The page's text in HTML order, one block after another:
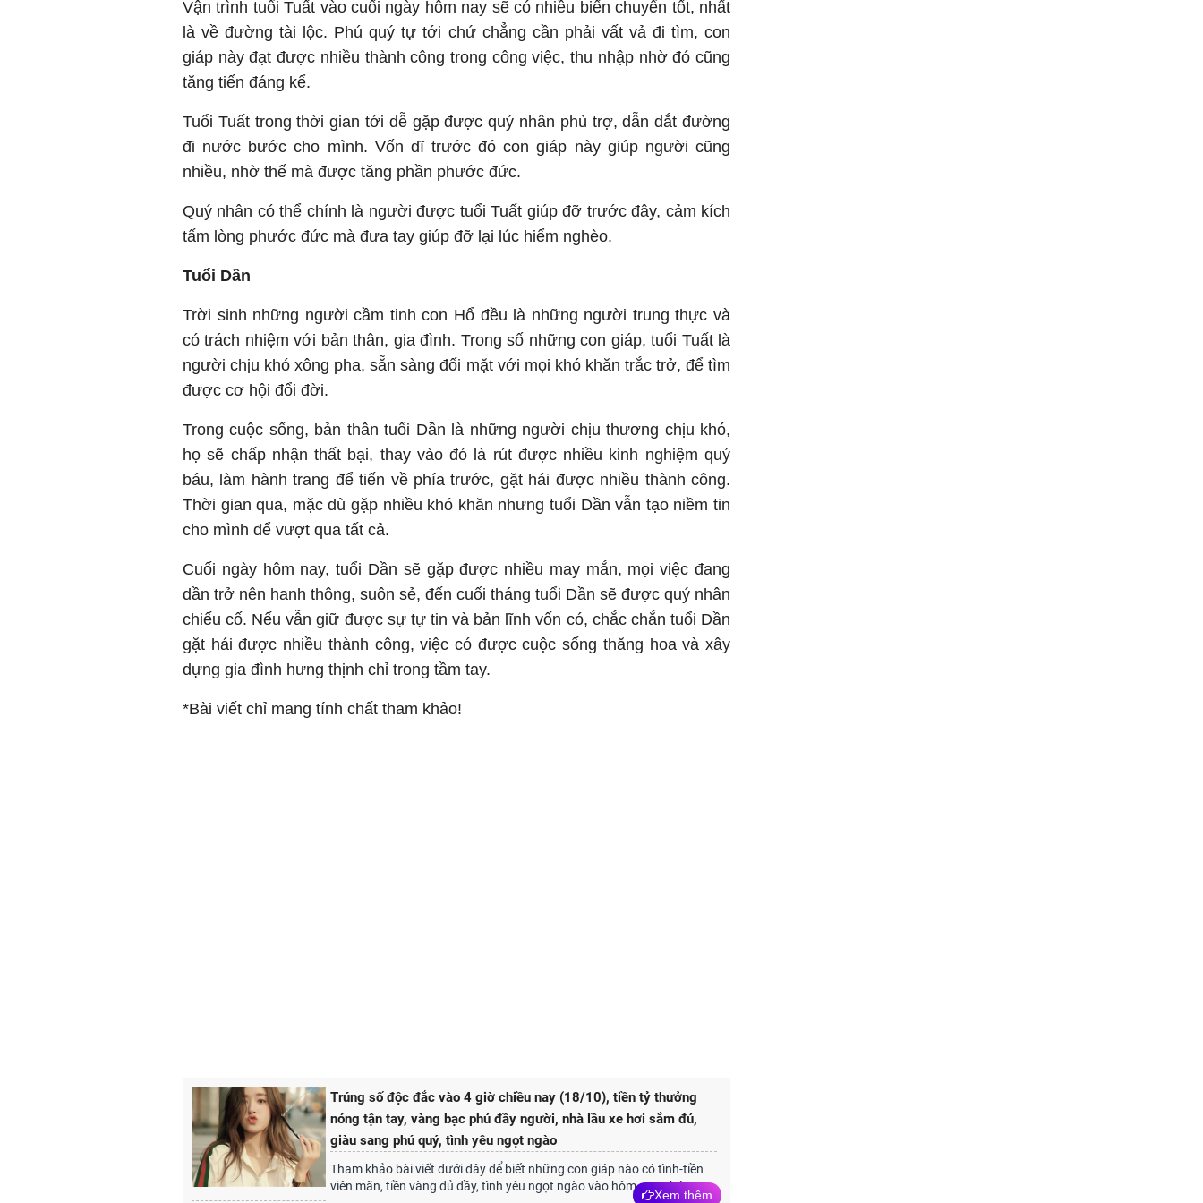
Vận trình tuổi Tuất vào cuối ngày hôm nay sẽ có nhiều biến chuyển tốt, nhất
là về đường tài lộc. Phú quý tự tới chứ chẳng cần phải vất vả đi tìm, con
giáp này đạt được nhiều thành công trong công việc, thu nhập nhờ đó cũng
tăng tiến đáng kể.
Tuổi Tuất trong thời gian tới dễ gặp được quý nhân phù trợ, dẫn dắt đường
đi nước bước cho mình. Vốn dĩ trước đó con giáp này giúp người cũng
nhiều, nhờ thế mà được tăng phần phước đức.
Quý nhân có thể chính là người được tuổi Tuất giúp đỡ trước đây, cảm kích
tấm lòng phước đức mà đưa tay giúp đỡ lại lúc hiểm nghèo.
Tuổi Dần
Trời sinh những người cầm tinh con Hổ đều là những người trung thực và
có trách nhiệm với bản thân, gia đình. Trong số những con giáp, tuổi Tuất là
người chịu khó xông pha, sẵn sàng đối mặt với mọi khó khăn trắc trở, để tìm
được cơ hội đổi đời.
Trong cuộc sống, bản thân tuổi Dần là những người chịu thương chịu khó,
họ sẽ chấp nhận thất bại, thay vào đó là rút được nhiều kinh nghiệm quý
báu, làm hành trang để tiến về phía trước, gặt hái được nhiều thành công.
Thời gian qua, mặc dù gặp nhiều khó khăn nhưng tuổi Dần vẫn tạo niềm tin
cho mình để vượt qua tất cả.
Cuối ngày hôm nay, tuổi Dần sẽ gặp được nhiều may mắn, mọi việc đang
dần trở nên hanh thông, suôn sẻ, đến cuối tháng tuổi Dần sẽ được quý nhân
chiếu cố. Nếu vẫn giữ được sự tự tin và bản lĩnh vốn có, chắc chắn tuổi Dần
gặt hái được nhiều thành công, việc có được cuộc sống thăng hoa và xây
dựng gia đình hưng thịnh chỉ trong tầm tay.
*Bài viết chỉ mang tính chất tham khảo!
Trúng số độc đắc vào 4 giờ chiều nay (18/10), tiền tỷ thưởng
nóng tận tay, vàng bạc phủ đầy người, nhà lầu xe hơi sắm đủ,
giàu sang phú quý, tình yêu ngọt ngào
Tham khảo bài viết dưới đây để biết những con giáp nào có tình-tiền
viên mãn, tiền vàng đủ đầy, tình yêu ngọt ngào vào hôm nay nhé!
Xem thêm